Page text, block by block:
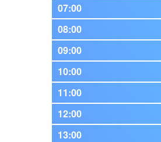
07:00
08:00
09:00
10:00
11:00
12:00
13:00